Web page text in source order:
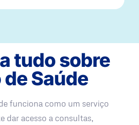
tudo sobre
de Saúde
funciona como um serviço
dar acesso a consultas,